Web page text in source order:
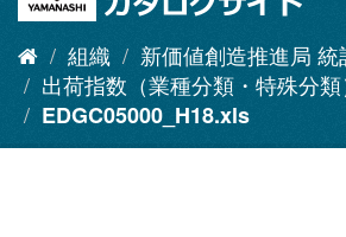
組織
新価値創造推進局 統
出荷指数（業種分類・特殊分類
EDGC05000_H18.xls